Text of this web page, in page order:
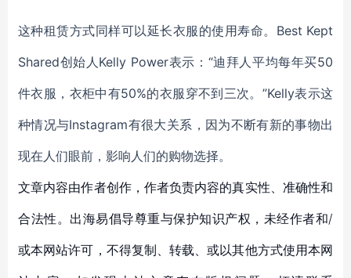
这种租赁方式同样可以延长衣服的使用寿命。Best Kept
Shared创始人Kelly Power表示：“迪拜人平均每年买50
件衣服，衣柜中有50%的衣服穿不到三次。”Kelly表示这
种情况与Instagram有很大关系，因为不断有新的事物出
现在人们眼前，影响人们的购物选择。
文章内容由作者创作，作者负责内容的真实性、准确性和
合法性。出海易倡导尊重与保护知识产权，未经作者和/
或本网站许可，不得复制、转载、或以其他方式使用本网